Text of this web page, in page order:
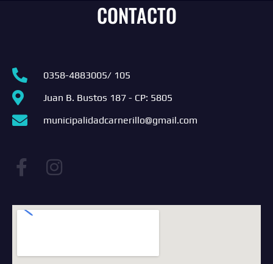
CONTACTO
0358-4883005/ 105
Juan B. Bustos 187 - CP: 5805
municipalidadcarnerillo@gmail.com